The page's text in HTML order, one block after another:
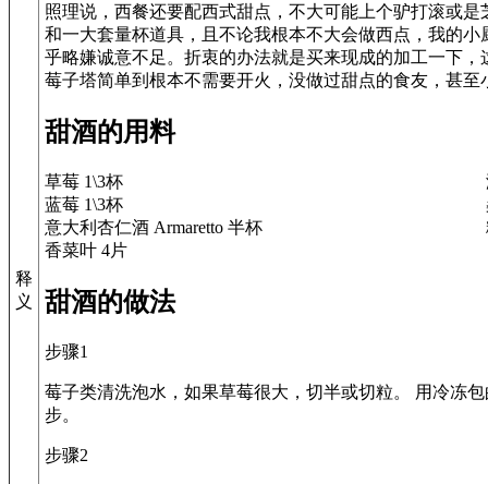
释
义
照理说，西餐还要配西式甜点，不大可能上个驴打滚或
和一大套量杯道具，且不论我根本不大会做西点，我的
乎略嫌诚意不足。折衷的办法就是买来现成的加工一下
甜酒的用料
草莓 1\3杯
蓝莓 1\3杯
意大利杏仁酒 Armaretto 半杯
香菜叶 4片
甜酒的做法
步骤1
莓子类清洗泡水，如果草莓很大，切半或切粒。 用冷冻
步。
步骤2